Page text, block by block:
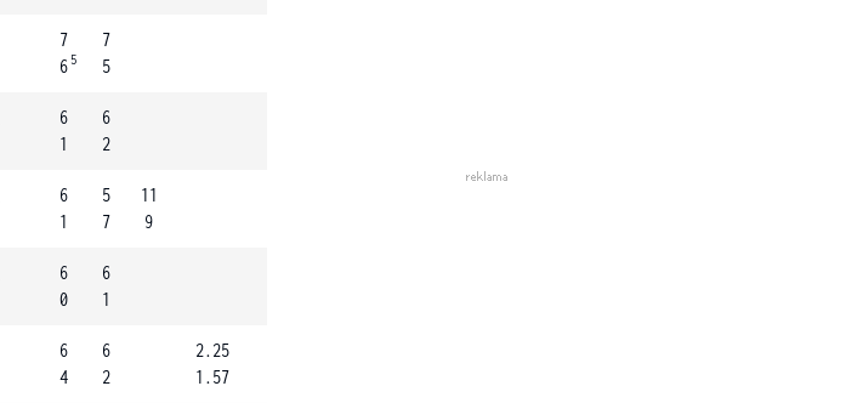
7
6 5
7
5
6
1
6
2
6
1
5
7
11
9
6
0
6
1
6
4
6
2
2.25
1.57